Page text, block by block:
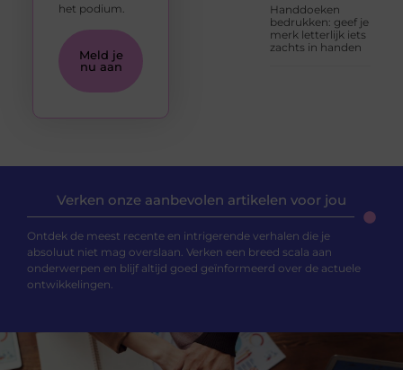
Handdoeken
bedrukken: geef je
merk letterlijk iets
zachts in handen
het podium.
Meld je
nu aan
Verken onze aanbevolen artikelen voor jou
Ontdek de meest recente en intrigerende verhalen die je
absoluut niet mag overslaan. Verken een breed scala aan
onderwerpen en blijf altijd goed geïnformeerd over de actuele
ontwikkelingen.